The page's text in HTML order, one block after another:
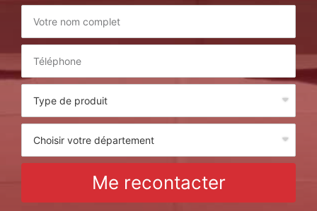
Me recontacter